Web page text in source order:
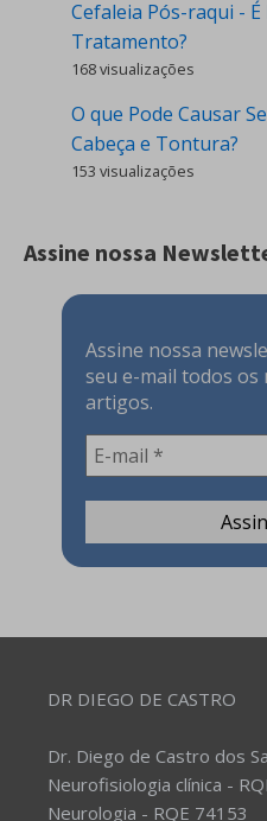
Cefaleia Pós-raqui -
Tratamento?
168 visualizações
O que Pode Causar
Cabeça e Tontura?
153 visualizações
Assine nossa
Assine nossa
seu e-mail todos os
artigos.
DR DIEGO DE CASTRO
Dr. Diego de Castro dos
Neurofisiologia clínica -
Neurologia - RQE 74153